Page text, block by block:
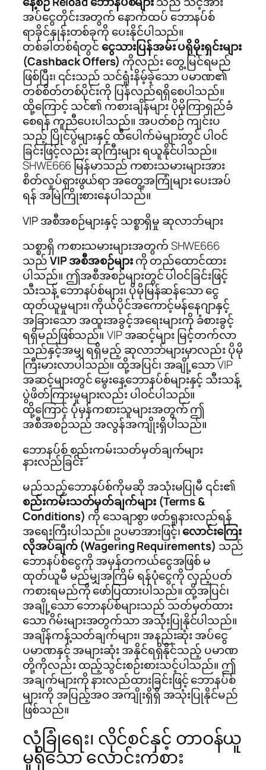
အပ်ငွေတိုင်းအတွက် နောက်ထပ် ဘောနပ်စ်
ရာခိုင်နှုန်းတစ်ခုကို ပေးနိုင်ပါသည်။
တစ်ခါတစ်ရံတွင် ငွေသားပြန်အမ်း ပရိုမိုးရှင်းများ
(Cashback Offers) ကိုလည်း တွေ့မြင်ရမည်
ဖြစ်ပြီး၊ ၎င်းသည် သင်ရှုံးနိမ့်ခဲ့သော ပမာဏ၏
တစ်စိတ်တစ်ပိုင်းကို ပြန်လည်ရရှိစေပါသည်။
ထို့ကြောင့် သင်၏ ကစားချိန်များ ပိုမိုကြာရှည်ခံ
စေရန် ကူညီပေးပါသည်။ အပတ်စဉ် ကျင်းပ
သည့် ပြိုင်ပွဲများနှင့် ထီပေါက်မဲများတွင် ပါဝင်
ခြင်းဖြင့်လည်း ဆုကြီးများ ရယူနိုင်ပါသည်။
SHWE666 မြန်မာသည် ကစားသမားများအား
စိတ်လှုပ်ရှားဖွယ်ရာ အတွေ့အကြုံများ ပေးအပ်
ရန် အမြဲကြိုးစားနေပါသည်။
VIP အစီအစဉ်များနှင့် သစ္စာရှိမှု ဆုလာဘ်များ
သစ္စာရှိ ကစားသမားများအတွက် SHWE666
သည်VIP အစီအစဉ်များကို တည်ထောင်ထား
ပါသည်။ ဤအစီအစဉ်များတွင် ပါဝင်ခြင်းဖြင့်
သီးသန့် ဘောနပ်စ်များ၊ ပိုမိုမြန်ဆန်သော ငွေ
ထုတ်ယူမှုများ၊ ကိုယ်ပိုင်အကောင့်မန်နေဂျာနှင့်
အခြားသော အထူးအခွင့်အရေးများကို ခံစားခွင့်
ရရှိမည်ဖြစ်သည်။ VIP အဆင့်များ မြင့်တက်လာ
သည်နှင့်အမျှ ရရှိမည့် ဆုလာဘ်များမှာလည်း ပိုမို
ကြီးမားလာပါသည်။ ထို့အပြင်၊ အချို့သော VIP
အဆင့်များတွင် မွေးနေ့ဘောနပ်စ်များနှင့် သီးသန့်
ပွဲဖိတ်ကြားမှုများလည်း ပါဝင်ပါသည်။
ထို့ကြောင့် ပုံမှန်ကစားသူများအတွက် ဤ
အစီအစဉ်သည် အလွန်အကျိုးရှိပါသည်။
ဘောနပ်စ် စည်းကမ်းသတ်မှတ်ချက်များ
နားလည်ခြင်း
မည်သည့်ဘောနပ်စ်ကိုမဆို အသုံးမပြုမီ ၎င်း၏
စည်းကမ်းသတ်မှတ်ချက်များ (Terms &
Conditions) ကို သေချာစွာ ဖတ်ရှုနားလည်ရန်
အရေးကြီးပါသည်။ ဥပမာအားဖြင့်၊လောင်းကြေး
လိုအပ်ချက် (Wagering Requirements) သည်
ဘောနပ်စ်ငွေကို အမှန်တကယ်ငွေအဖြစ် မ
ထုတ်ယူမီ မည်မျှအကြိမ် ရန်ပုံငွေကို လှည့်ပတ်
ကစားရမည်ကို ဖော်ပြထားပါသည်။ ထို့အပြင်၊
အချို့သော ဘောနပ်စ်များသည် သတ်မှတ်ထား
သော ဂိမ်းများအတွက်သာ အသုံးပြုနိုင်ပါသည်။
အချိန်ကန့်သတ်ချက်များ၊ အနည်းဆုံး အပ်ငွေ
ပမာဏနှင့် အများဆုံး အနိုင်ရရှိနိုင်သည့် ပမာဏ
တို့ကိုလည်း ထည့်သွင်းစဉ်းစားသင့်ပါသည်။ ဤ
အချက်များကို နားလည်ထားခြင်းဖြင့် ဘောနပ်စ်
များကို အပြည့်အဝ အကျိုးရှိရှိ အသုံးပြုနိုင်မည်
ဖြစ်သည်။
လုံခြုံရေး၊ လိုင်စင်နှင့် တာဝန်ယူ
မှုရှိသော လောင်းကစား